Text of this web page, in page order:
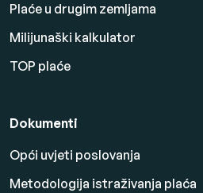
Plaće u drugim zemljama
Milijunaški kalkulator
TOP plaće
Dokumenti
Opći uvjeti poslovanja
Metodologija istraživanja plaća